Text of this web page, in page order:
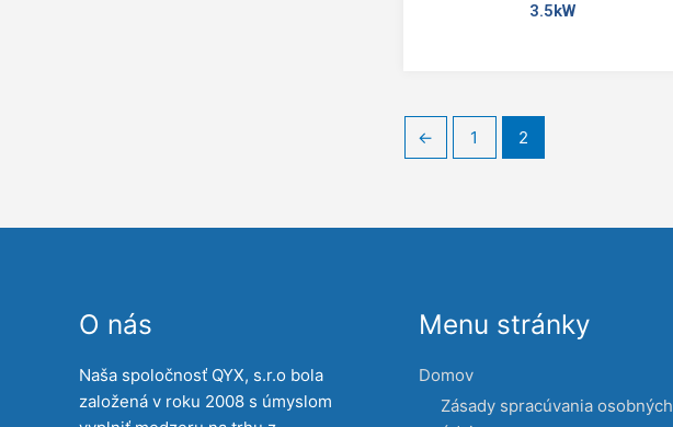
3.5kW
← 1 2
O nás
Naša spoločnosť QYX, s.r.o bola
založená v roku 2008 s úmyslom
Menu stránky
Domov
Zásady spracúvania osobných